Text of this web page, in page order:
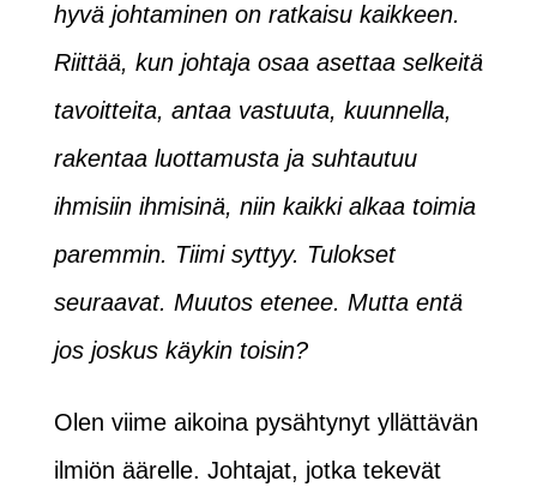
hyvä johtaminen on ratkaisu kaikkeen.
Riittää, kun johtaja osaa asettaa selkeitä
tavoitteita, antaa vastuuta, kuunnella,
rakentaa luottamusta ja suhtautuu
ihmisiin ihmisinä, niin kaikki alkaa toimia
paremmin. Tiimi syttyy. Tulokset
seuraavat. Muutos etenee. Mutta entä
jos joskus käykin toisin?
Olen viime aikoina pysähtynyt yllättävän
ilmiön äärelle. Johtajat, jotka tekevät